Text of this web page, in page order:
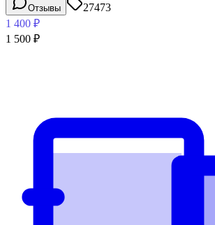
Отзывы
27473
1 400 ₽
1 500 ₽